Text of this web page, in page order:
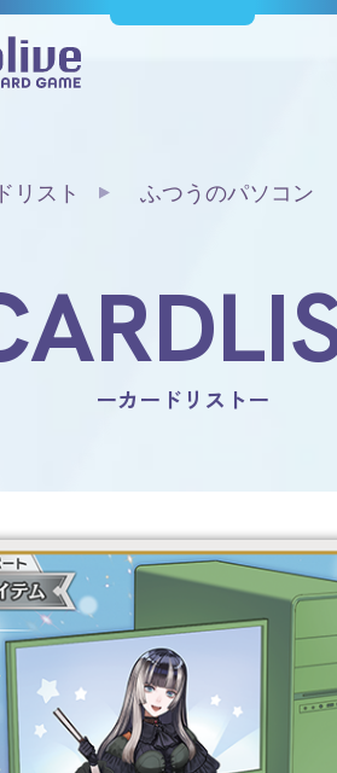
リスト ふつうのパソコン
ーカードリストー